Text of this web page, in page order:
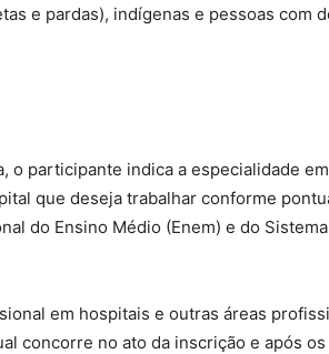
e pardas), indígenas e pessoas com
o participante indica a especialidade
que deseja trabalhar conforme
do Ensino Médio (Enem) e do
em hospitais e outras áreas
concorre no ato da inscrição e após